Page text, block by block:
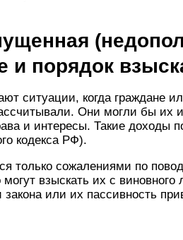
и порядок
ситуации, когда граждане
Они могли бы их
и интересы. Такие доходы
кодекса РФ).
только сожалениями по
могут взыскать их с
или их пассивность